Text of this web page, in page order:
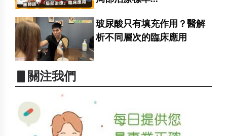
玻尿酸只有填充作用？醫解
析不同層次的臨床應用
▋關注我們